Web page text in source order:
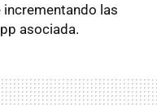
las
asociada.